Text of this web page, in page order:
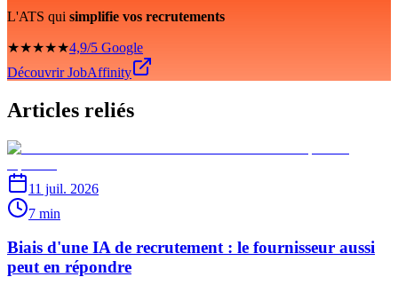
L'ATS qui simplifie vos recrutements
★★★★★4,9/5 Google
Découvrir JobAffinity
Articles reliés
11 juil. 2026
7 min
Biais d'une IA de recrutement : le fournisseur aussi
peut en répondre